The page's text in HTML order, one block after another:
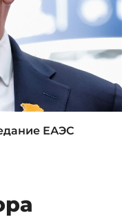
ЕАЭС